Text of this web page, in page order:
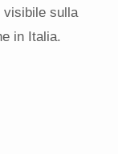
visibile sulla
in Italia.